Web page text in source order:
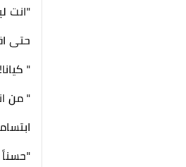
"انت
حتى
"
" من
"حسناً